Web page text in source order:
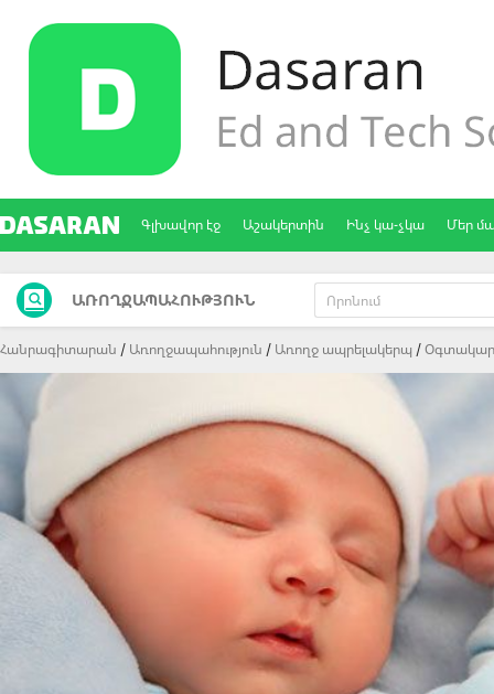
Գլխավոր էջ Աշակերտին Ինչ կա-չկա Մեր
ԱՌՈՂՋԱՊԱՀՈՒԹՅՈՒՆ
Հանրագիտարան Առողջապահություն Առողջ ապրելակերպ Oգտակար